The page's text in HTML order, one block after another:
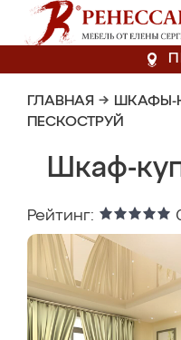
ГЛАВНАЯ → ШКАФЫ-
ПЕСКОСТРУЙ
Шкаф-
Рейтинг: